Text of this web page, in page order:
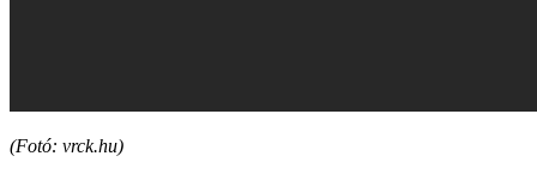
(Fotó: vrck.hu)